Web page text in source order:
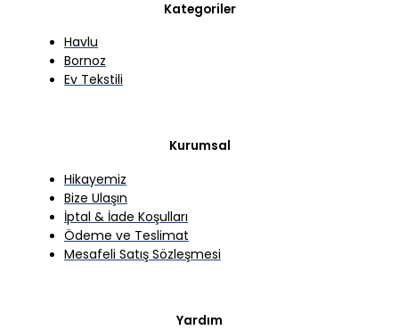
Kategoriler
Havlu
Bornoz
Ev Tekstili
Kurumsal
Hikayemiz
Bize Ulaşın
İptal & İade Koşulları
Ödeme ve Teslimat
Mesafeli Satış Sözleşmesi
Yardım